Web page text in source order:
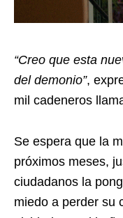
“Creo que esta
del demonio”,
mil cadeneros
Se espera que la
próximos meses,
ciudadanos la
miedo a perder su